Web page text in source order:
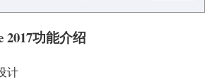
2017功能介绍
计